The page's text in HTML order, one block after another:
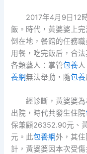
2017年4月9日12時
飯。時代，黃婆婆上
倒在地，餐館的任務
用餐，吃完飯后，合
各類藝人：掌管包養
養網無法舉動，隨包養
經診斷，黃婆婆為
出院，時代共發生住院
保兼顧26352.90元、
元。此包養網外，其
計，黃婆婆因本次受